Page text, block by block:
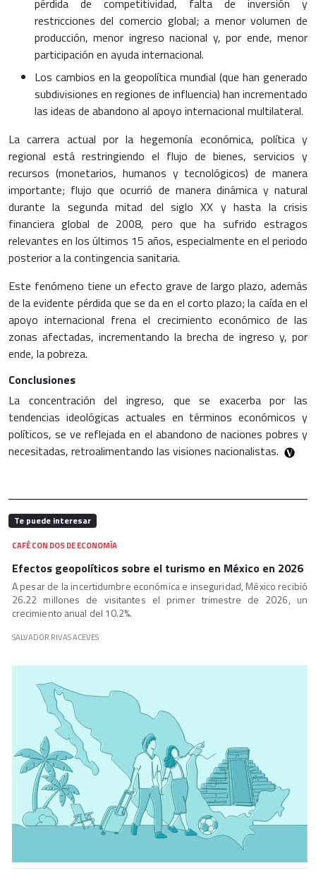
pérdida de competitividad, falta de inversión y
restricciones del comercio global; a menor volumen de
producción, menor ingreso nacional y, por ende, menor
participación en ayuda internacional.
Los cambios en la geopolítica mundial (que han generado
subdivisiones en regiones de influencia) han incrementado
las ideas de abandono al apoyo internacional multilateral.
La carrera actual por la hegemonía económica, política y
regional está restringiendo el flujo de bienes, servicios y
recursos (monetarios, humanos y tecnológicos) de manera
importante; flujo que ocurrió de manera dinámica y natural
durante la segunda mitad del siglo XX y hasta la crisis
financiera global de 2008, pero que ha sufrido estragos
relevantes en los últimos 15 años, especialmente en el periodo
posterior a la contingencia sanitaria.
Este fenómeno tiene un efecto grave de largo plazo, además
de la evidente pérdida que se da en el corto plazo; la caída en el
apoyo internacional frena el crecimiento económico de las
zonas afectadas, incrementando la brecha de ingreso y, por
ende, la pobreza.
Conclusiones
La concentración del ingreso, que se exacerba por las
tendencias ideológicas actuales en términos económicos y
políticos, se ve reflejada en el abandono de naciones pobres y
necesitadas, retroalimentando las visiones nacionalistas.
Te puede interesar
CAFÉ CON DOS DE ECONOMÍA
Efectos geopolíticos sobre el turismo en México en 2026
A pesar de la incertidumbre económica e inseguridad, México recibió
26.22 millones de visitantes el primer trimestre de 2026, un
crecimiento anual del 10.2%.
SALVADOR RIVAS ACEVES